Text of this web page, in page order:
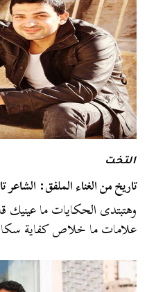
التخت
تاريخ من الغناء الملفق:
وهتبتدى الحكايات ما
علامات ما خلاص كفاية